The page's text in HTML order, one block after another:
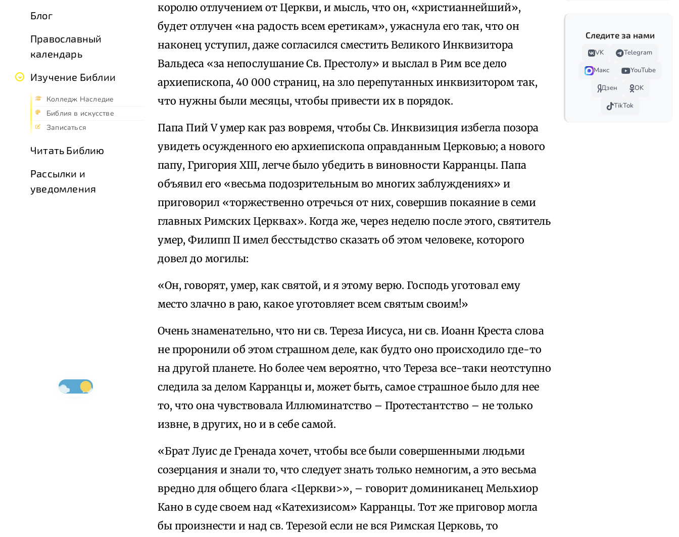
Блог
Православный
календарь
Изучение Библии
Колледж Наследие
Библия в искусстве
Записаться
Читать Библию
Рассылки и
уведомления
королю отлучением от Церкви, и мысль, что он, «христианнейший»,
будет отлучен «на радость всем еретикам», ужаснула его так, что он
наконец уступил, даже согласился сместить Великого Инквизитора
Вальдеса «за непослушание Св. Престолу» и выслал в Рим все дело
архиепископа, 40 000 страниц, на зло перепутанных инквизитором так,
что нужны были месяцы, чтобы привести их в порядок.
Папа Пий V умер как раз вовремя, чтобы Св. Инквизиция избегла позора
увидеть осужденного ею архиепископа оправданным Церковью; а нового
папу, Григория XIII, легче было убедить в виновности Карранцы. Папа
объявил его «весьма подозрительным во многих заблуждениях» и
приговорил «торжественно отречься от них, совершив покаяние в семи
главных Римских Церквах». Когда же, через неделю после этого, святитель
умер, Филипп II имел бесстыдство сказать об этом человеке, которого
довел до могилы:
«Он, говорят, умер, как святой, и я этому верю. Господь уготовал ему
место злачно в раю, какое уготовляет всем святым своим!»
Очень знаменательно, что ни св. Тереза Иисуса, ни св. Иоанн Креста слова
не проронили об этом страшном деле, как будто оно происходило где-то
на другой планете. Но более чем вероятно, что Тереза все-таки неотступно
следила за делом Карранцы и, может быть, самое страшное было для нее
то, что она чувствовала Иллюминатство – Протестантство – не только
извне, в других, но и в себе самой.
«Брат Луис де Гренада хочет, чтобы все были совершенными людьми
созерцания и знали то, что следует знать только немногим, а это весьма
вредно для общего блага <Церкви>», – говорит доминиканец Мельхиор
Кано в суде своем над «Катехизисом» Карранцы. Тот же приговор могла
бы произнести и над св. Терезой если не вся Римская Церковь, то
Следите за нами
VK
Telegram
Макс
YouTube
Дзен
OK
TikTok